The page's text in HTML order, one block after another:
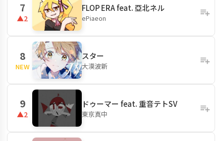
7
▲2
FLOP ERA feat. 亞北ネル
ePiaeon
8
NEW
スター
大漠波新
9
▲2
ドゥーマー feat. 重音テトSV
東京真中